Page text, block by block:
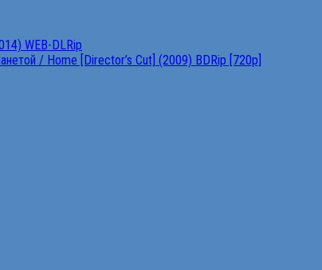
WEB-DLRip
/ Home [Director’s Cut] (2009) BDRip [720p]